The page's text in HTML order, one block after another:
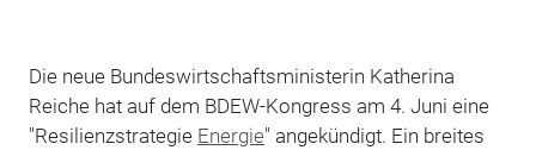
Die neue Bundeswirtschaftsministerin Katherina
Reiche hat auf dem BDEW-Kongress am 4. Juni eine
"Resilienzstrategie Energie" angekündigt. Ein breites